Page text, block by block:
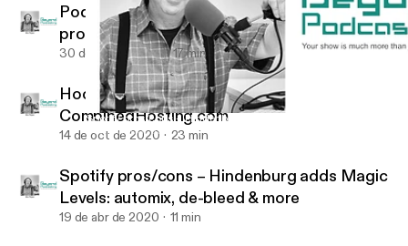
Spotify pros/cons – Hindenburg adds Magic Levels: automix,
BeyondPodcasting
Podcatcher apps+My first indie song
production in 3 locations+distribution
30 de ago de 2021 17 min
Hooke Lav wireless 48 kHz microphone-
CombinedHosting.com
14 de oct de 2020 23 min
Spotify pros/cons – Hindenburg adds Magic
Levels: automix, de-bleed & more
19 de abr de 2020 11 min